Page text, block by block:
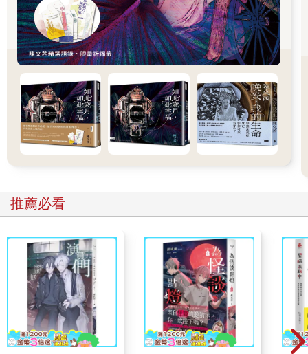
日報大樓，當時不可能想像得到，變化每分每秒都在發生，這幅
街景一年後就會永遠消失。
那一晚，從台北回到台中，下了國光號再轉客運，回到學校已經
十一點多。十二月夜裡氣溫驟降，他回到自己的小房間，拿出電
壺煮水，讓水蒸汽驅散初冬的寒氣。
然後他坐到小書桌前，攤開了稿紙。
（摘自〈寂夏〉）
推薦必看